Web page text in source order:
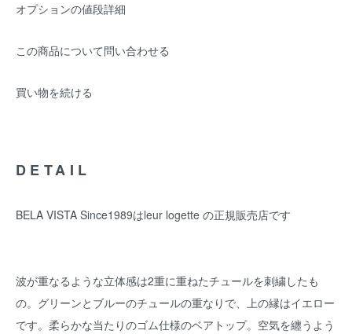
オプションの値段詳細
この商品について問い合わせる
買い物を続ける
DETAIL
BELA VISTA Since1989はleur logette の正規販売店です
波が重なるような立体感は2重に重ねたチュールを刺繍したも
の。グリーンとブルーのチュールの重なりで、上の縁はイエロー
です。柔らかな当たりのゴム仕様のベアトップ。空気を纏うよう